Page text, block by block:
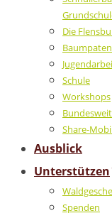
Die
Schule
Workshops
Share-
Ausblick
Unterstützen
Spenden